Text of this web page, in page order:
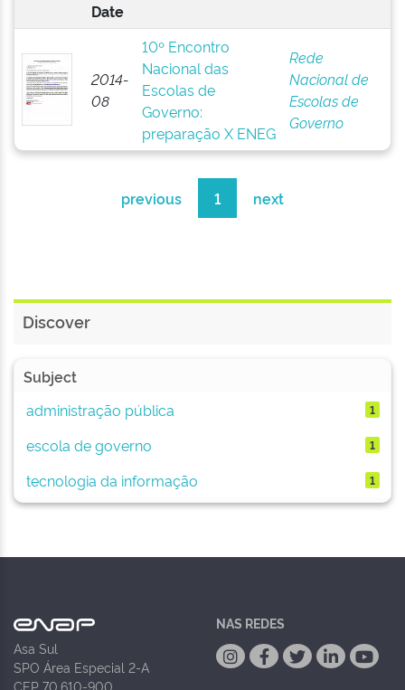
Date
2014-
08
10º Encontro
Nacional das
Escolas de
Governo:
preparação X ENEG
Rede
Nacional de
Escolas de
Governo
previous 1 next
Discover
Subject
administração pública
1
escola de governo 1
tecnologia da informação 1
Asa Sul
SPO Área Especial 2-A
CEP 70.610-900
NAS REDES